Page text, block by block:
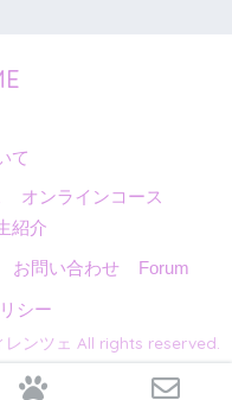
て
オンラインコース
紹介
お問い合わせ Forum
シー
ンツェ All rights reserved.